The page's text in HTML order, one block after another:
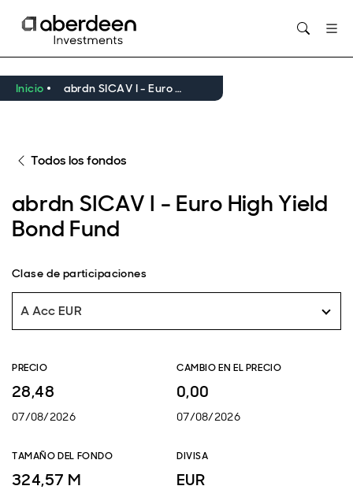
Inicio abrdn SICAV I - Euro High Yield Bond Fund
Todos los fondos
abrdn SICAV I - Euro High Yield
Bond Fund
Clase de participaciones
A Acc EUR
PRECIO
28,48
07/08/2026
CAMBIO EN EL PRECIO
0,00
07/08/2026
TAMAÑO DEL FONDO
324,57 M
DIVISA
EUR